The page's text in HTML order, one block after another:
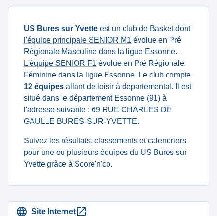
US Bures sur Yvette est un club de Basket dont
l'équipe principale SENIOR M1 évolue en Pré
Régionale Masculine dans la ligue Essonne.
L'équipe SENIOR F1 évolue en Pré Régionale
Féminine dans la ligue Essonne. Le club compte
12 équipes allant de loisir à departemental. Il est
situé dans le département Essonne (91) à
l'adresse suivante : 69 RUE CHARLES DE
GAULLE BURES-SUR-YVETTE.
Suivez les résultats, classements et calendriers
pour une ou plusieurs équipes du US Bures sur
Yvette grâce à Score'n'co.
Site Internet